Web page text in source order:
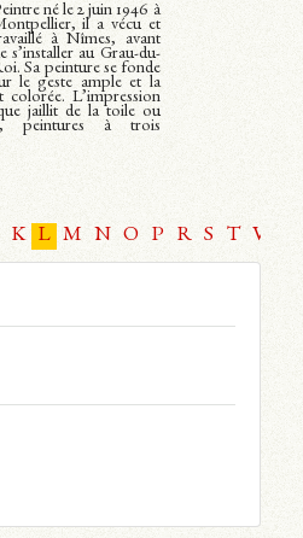
né le 2 juin 1946 à
il a vécu et
à Nîmes, avant
s’installer au Grau-du-
Sa peinture se fonde
le geste ample et la
colorée. L’impression
jaillit de la toile ou
peintures à trois
K L M N O P R S T V